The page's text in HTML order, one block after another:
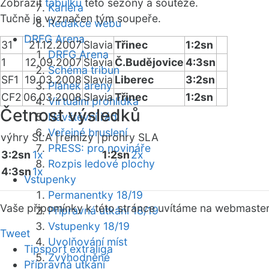
Kariéra
Redakce webu
DRFG Arena
DRFG Arena
Schéma tribun
Plánek areny
Virtuální prohlídka
Návštěvní řád
Veřejné bruslení
PRESS: pro novináře
Rozpis ledové plochy
Vstupenky
Permanentky 18/19
Přípravná utkání 18/19
Vstupenky 18/19
Uvolňování míst
Zvýhodněné
Zobrazit tabulku této sezóny a soutěže.
Tučně je vyznačen tým soupeře.
31 21.12.2007SlaviaTřinec
1:2sn
1
12.09.2007 Slavia Č.Budějovice4:3sn
SF1
19.03.2008 Slavia Liberec
3:2sn
CF2 06.03.2008SlaviaTřinec 1:2sn
Četnost výsledků
výhry SLA |remízy |prohry SLA
3:2sn 1x
4:3sn1x
1:2sn2x
Vaše připomínky k této stránce uvítáme na webmaster
Tweet
Tipsport extraliga
Přípravná utkání